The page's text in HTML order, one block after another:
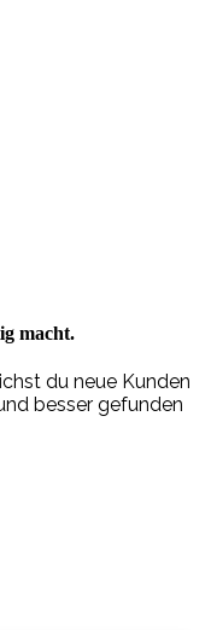
macht.
du neue Kunden
besser gefunden